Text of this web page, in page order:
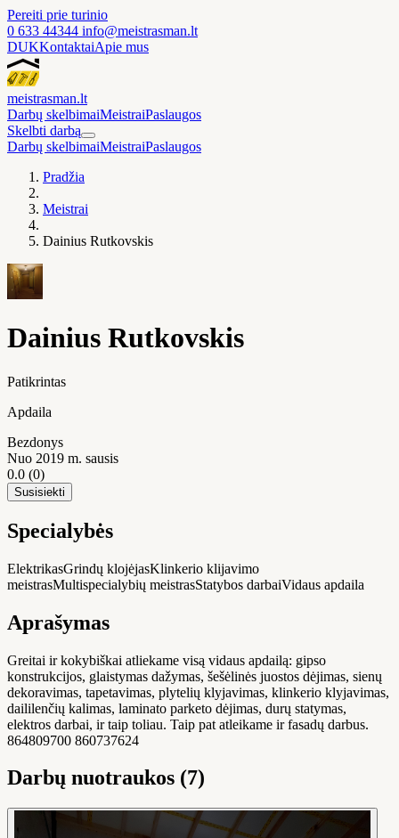
Pereiti prie turinio
0 633 44344 info@meistrasman.lt
DUKKontaktaiApie mus
meistrasman.lt
Darbų skelbimaiMeistraiPaslaugos
Skelbti darbą
Darbų skelbimaiMeistraiPaslaugos
Pradžia
Meistrai
Dainius Rutkovskis
Dainius Rutkovskis
Patikrintas
Apdaila
Bezdonys
Nuo 2019 m. sausis
0.0 (0)
Susisiekti
Specialybės
ElektrikasGrindų klojėjasKlinkerio klijavimo
meistrasMultispecialybių meistrasStatybos darbaiVidaus apdaila
Aprašymas
Greitai ir kokybiškai atliekame visą vidaus apdailą: gipso
konstrukcijos, glaistymas dažymas, šešėlinės juostos dėjimas, sienų
dekoravimas, tapetavimas, plytelių klyjavimas, klinkerio klyjavimas,
daililenčių kalimas, laminato parketo dėjimas, durų statymas,
elektros darbai, ir taip toliau. Taip pat atleikame ir fasadų darbus.
864809700 860737624
Darbų nuotraukos (7)